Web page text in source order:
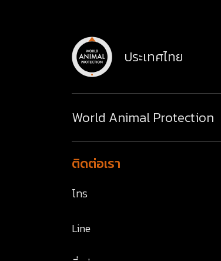
ประเทศไทย
World Animal Protection
ติดต่อเรา
โทร
Line